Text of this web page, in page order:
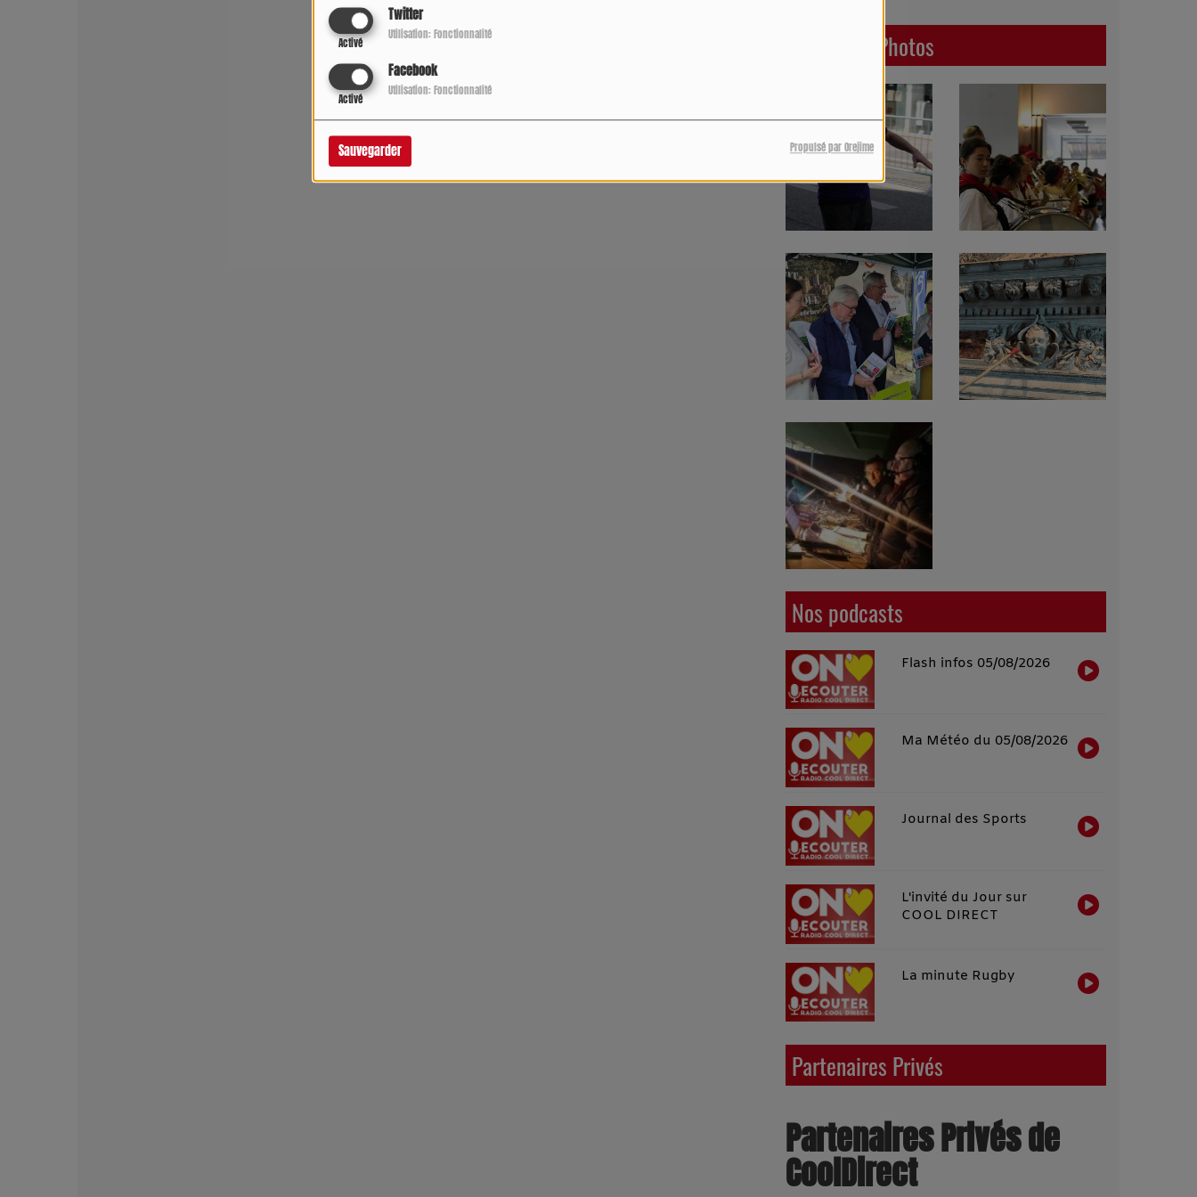
Twitter
Activé
Utilisation: Fonctionnalité
Facebook
Activé
Utilisation: Fonctionnalité
Sauvegarder Propulsé par Orejime
Dernières Photos
Nos podcasts
Flash infos 05/08/2026
Ma Météo du 05/08/2026
Journal des Sports
L'invité du Jour sur
COOL DIRECT
La minute Rugby
Partenaires Privés
Partenaires Privés de
CoolDirect